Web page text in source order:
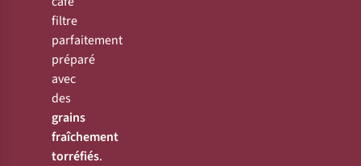
filtre
parfaitement
préparé
avec
des
grains
fraîchement
torréfiés.